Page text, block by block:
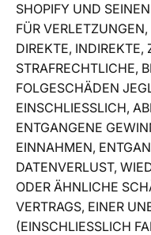
SHOPIFY UND
FÜR
DIREKTE, INDIREKTE,
STRAFRECHTLICHE,
FOLGESCHÄDEN
EINSCHLIESSLICH,
ENTGANGENE
EINNAHMEN,
DATENVERLUST,
ODER ÄHNLICHE
VERTRAGS, EINER
(EINSCHLIESSLICH